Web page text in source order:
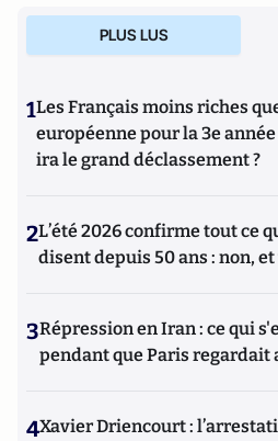
PLUS LUS
1Les Français moins riches
européenne pour la 3e
ira le grand déclassement ?
2L’été 2026 confirme tout ce
disent depuis 50 ans : non,
3Répression en Iran : ce qui
pendant que Paris regardait
4Xavier Driencourt :